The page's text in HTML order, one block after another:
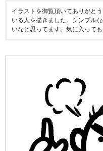
イラストを御覧頂いてありがと
いる人を描きました。シンプル
いなと思ってます。気に入っても